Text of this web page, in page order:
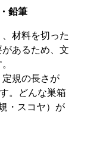
鉛筆
材料を切った
あるため、文
規の長さが
。どんな巣箱
・スコヤ）が